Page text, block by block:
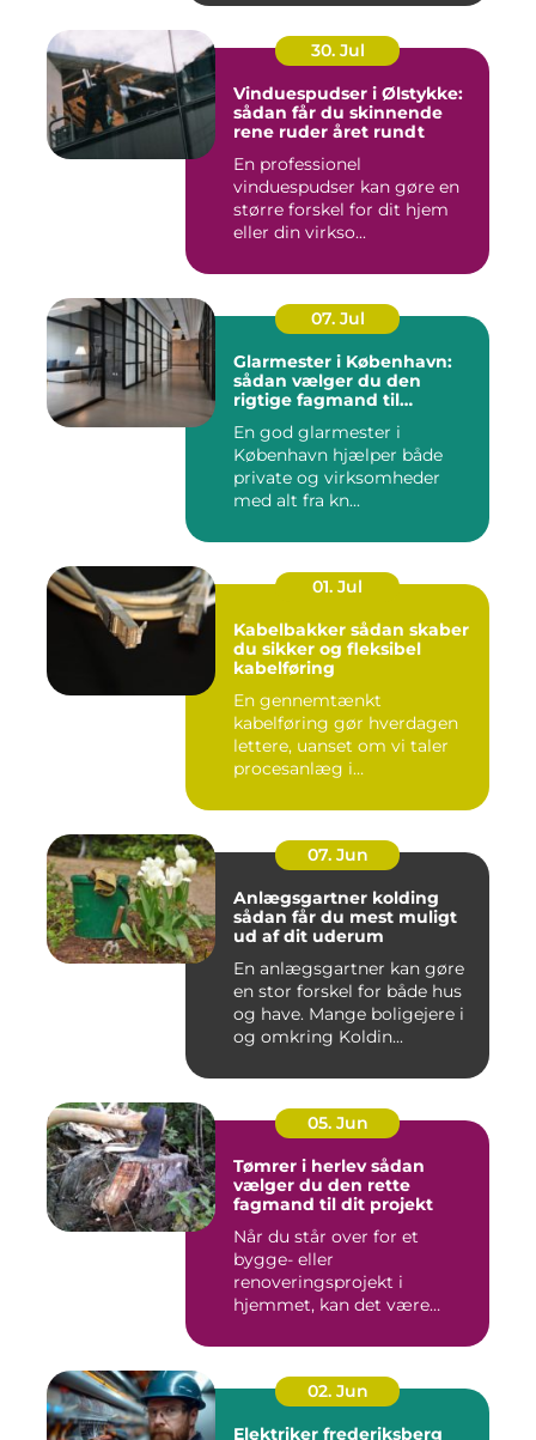
30. Jul
Vinduespudser i Ølstykke:
sådan får du skinnende
rene ruder året rundt
En professionel
vinduespudser kan gøre en
større forskel for dit hjem
eller din virkso...
07. Jul
Glarmester i København:
sådan vælger du den
rigtige fagmand til
En god glarmester i
København hjælper både
private og virksomheder
med alt fra kn...
01. Jul
Kabelbakker sådan skaber
du sikker og fleksibel
kabelføring
En gennemtænkt
kabelføring gør hverdagen
lettere, uanset om vi taler
procesanlæg i
07. Jun
Anlægsgartner kolding
sådan får du mest muligt
ud af dit uderum
En anlægsgartner kan gøre
en stor forskel for både hus
og have. Mange boligejere i
og omkring Koldin...
05. Jun
Tømrer i herlev sådan
vælger du den rette
fagmand til dit projekt
Når du står over for et
bygge- eller
renoveringsprojekt i
hjemmet, kan det være
02. Jun
Elektriker frederiksberg